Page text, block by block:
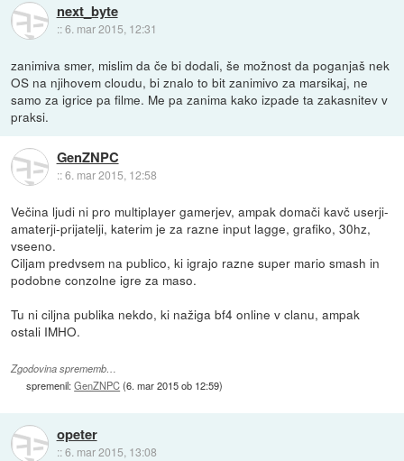
next_byte
::6. mar 2015, 12:31
zanimiva smer, mislim da če bi dodali, še možnost da poganjaš nek
OS na njihovem cloudu, bi znalo to bit zanimivo za marsikaj, ne
samo za igrice pa filme. Me pa zanima kako izpade ta zakasnitev v
praksi.
GenZNPC
::6. mar 2015, 12:58
Večina ljudi ni pro multiplayer gamerjev, ampak domači kavč userji-
amaterji-prijatelji, katerim je za razne input lagge, grafiko, 30hz,
vseeno.
Ciljam predvsem na publico, ki igrajo razne super mario smash in
podobne conzolne igre za maso.
Tu ni ciljna publika nekdo, ki nažiga bf4 online v clanu, ampak
ostali IMHO.
Zgodovina sprememb…
spremenil:GenZNPC(6. mar 2015 ob 12:59)
opeter
::6. mar 2015, 13:08